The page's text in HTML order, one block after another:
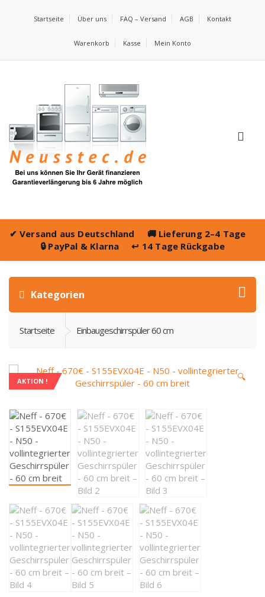
Startseite Über uns FAQ – Versand AGB Kontakt
Warenkorb Kasse Mein Konto
✔ Versand aus Deutschland 🚚 Lieferung 2–4 Tage
🔒 PayPal & Klarna ↩️ 14 Tage Rückgabe
Kategorien
Startseite Einbaugeschirrspüler 60 cm
AKTION ! 🔍